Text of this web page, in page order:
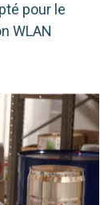
pour le
WLAN